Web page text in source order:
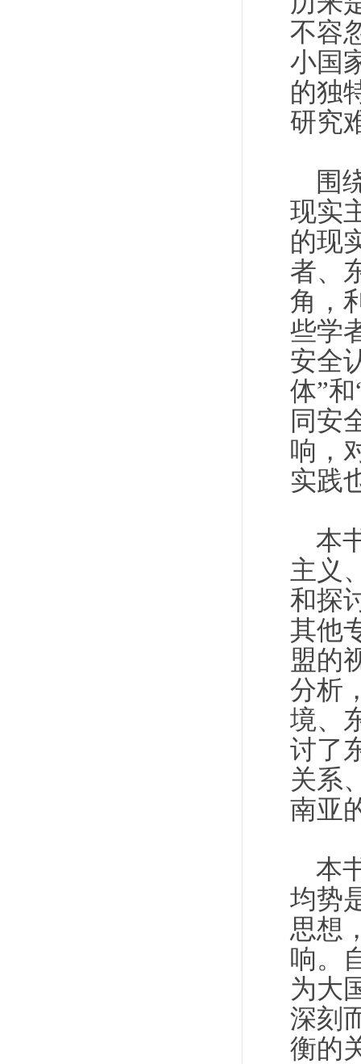
不容
小国
的独
研究
围
现实
的现
者、
角，
些学
安全
体”
同安
响，
实践
本
主义
和探
其他
盟的
分析
境、
讨了
关系
南亚
本
均势
思想
响。
为大
深刻
衡的